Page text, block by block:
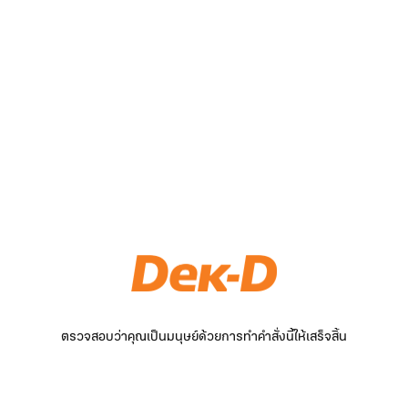
ตรวจสอบว่าคุณเป็นมนุษย์ด้วยการทำคำสั่งนี้ให้เสร็จสิ้น